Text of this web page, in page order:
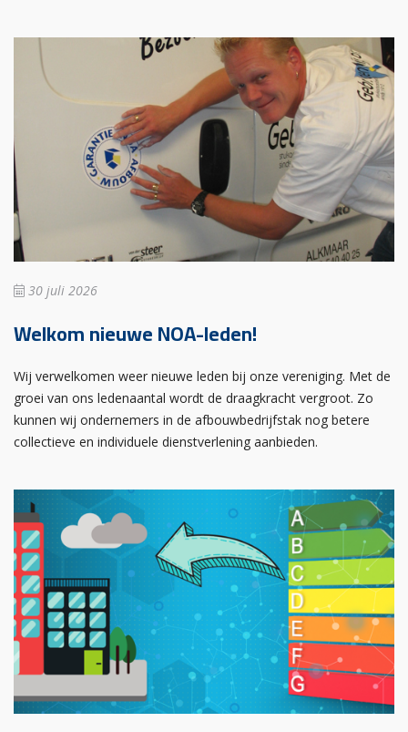
30 juli 2026
Welkom nieuwe NOA-leden!
Wij verwelkomen weer nieuwe leden bij onze vereniging. Met de
groei van ons ledenaantal wordt de draagkracht vergroot. Zo
kunnen wij ondernemers in de afbouwbedrijfstak nog betere
collectieve en individuele dienstverlening aanbieden.